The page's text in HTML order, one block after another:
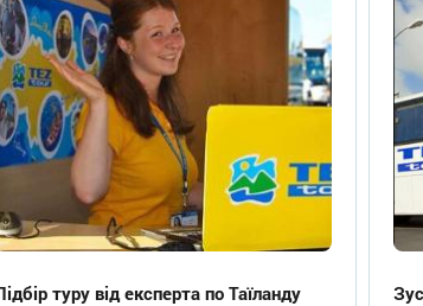
туру від експерта по Таїланду